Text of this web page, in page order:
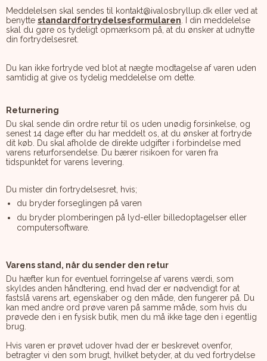
Meddelelsen skal sendes til kontakt@ivalosbryllup.dk eller ved at
benytte standardfortrydelsesformularen . I din meddelelse
skal du gøre os tydeligt opmærksom på, at du ønsker at udnytte
din fortrydelsesret.
Du kan ikke fortryde ved blot at nægte modtagelse af varen uden
samtidig at give os tydelig meddelelse om dette.
Returnering
Du skal sende din ordre retur til os uden unødig forsinkelse, og
senest 14 dage efter du har meddelt os, at du ønsker at fortryde
dit køb. Du skal afholde de direkte udgifter i forbindelse med
varens returforsendelse. Du bærer risikoen for varen fra
tidspunktet for varens levering.
Du mister din fortrydelsesret, hvis;
du bryder forseglingen på varen
du bryder plomberingen på lyd-eller billedoptagelser eller
computersoftware.
Varens stand, når du sender den retur
Du hæfter kun for eventuel forringelse af varens værdi, som
skyldes anden håndtering, end hvad der er nødvendigt for at
fastslå varens art, egenskaber og den måde, den fungerer på. Du
kan med andre ord prøve varen på samme måde, som hvis du
prøvede den i en fysisk butik, men du må ikke tage den i egentlig
brug.
Hvis varen er prøvet udover hvad der er beskrevet ovenfor,
betragter vi den som brugt, hvilket betyder, at du ved fortrydelse